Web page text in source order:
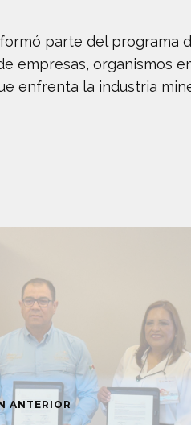
parte del programa
empresas, organismos
enfrenta la industria
ANTERIOR